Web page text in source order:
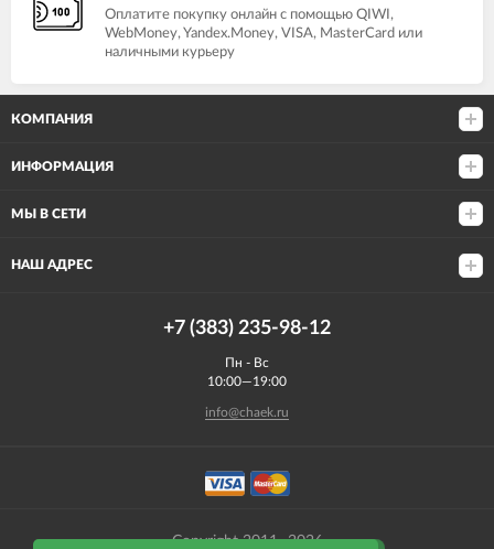
Оплатите покупку онлайн с помощью QIWI,
WebMoney, Yandex.Money, VISA, MasterCard или
наличными курьеру
КОМПАНИЯ
ИНФОРМАЦИЯ
МЫ В СЕТИ
НАШ АДРЕС
+7 (383) 235-98-12
Пн - Вс
10:00—19:00
info@chaek.ru
Copyright 2011- 2026